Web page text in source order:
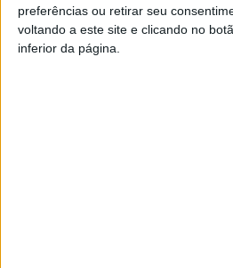
preferências ou retirar seu
voltando a este site e clicando no
inferior da página.